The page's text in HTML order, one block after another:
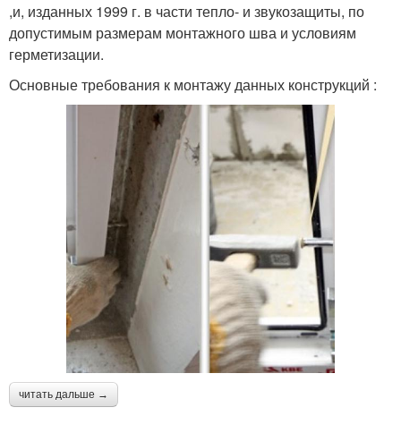
Внутренние откосы
Откосы для
пластиковых окон
Пластиковые откосы
,и, изданных 1999 г. в части тепло- и звукозащиты, по
допустимым размерам монтажного шва и условиям
герметизации.
Основные требования к монтажу данных конструкций :
читать дальше →